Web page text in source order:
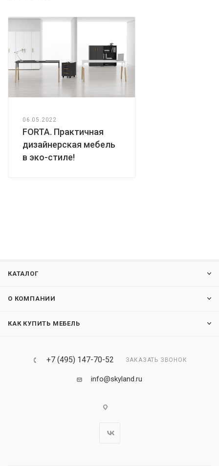
06.05.2022
FORTA. Практичная
дизайнерская мебель
в эко-стиле!
КАТАЛОГ
О КОМПАНИИ
КАК КУПИТЬ МЕБЕЛЬ
+7 (495) 147-70-52 ЗАКАЗАТЬ ЗВОНОК
info@skyland.ru